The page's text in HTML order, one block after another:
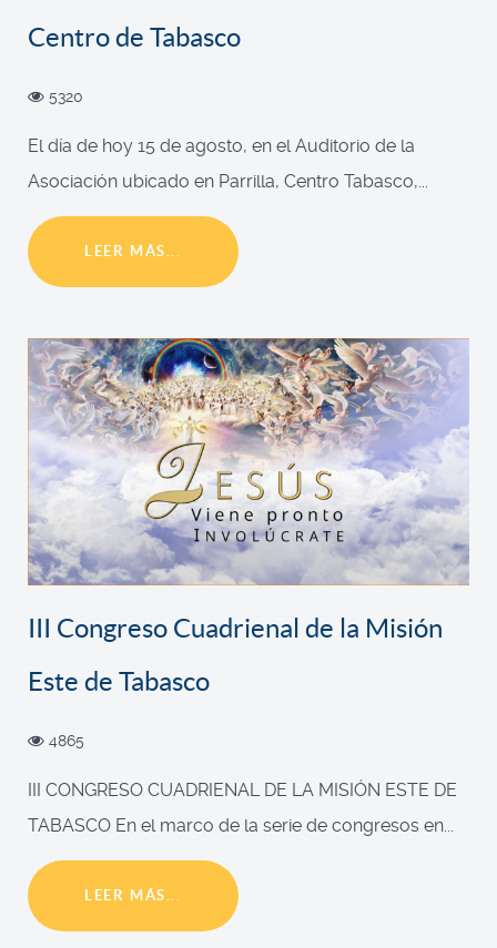
Centro de Tabasco
5320
El día de hoy 15 de agosto, en el Auditorio de la
Asociación ubicado en Parrilla, Centro Tabasco,...
LEER MÁS...
III Congreso Cuadrienal de la Misión
Este de Tabasco
4865
III CONGRESO CUADRIENAL DE LA MISIÓN ESTE DE
TABASCO En el marco de la serie de congresos en...
LEER MÁS...